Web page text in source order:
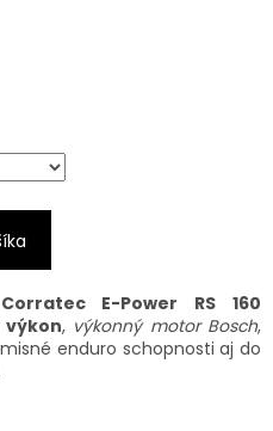
Corratec E-Power RS 160
výkon, výkonný motor Bosch,
enduro schopnosti aj do